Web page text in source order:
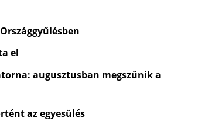
el
augusztusban megszűnik a
az egyesülés